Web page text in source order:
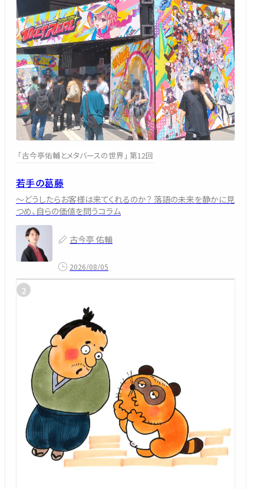
「古今亭佑輔とメタバースの世界」 第12回
若手の葛藤
～どうしたらお客様は来てくれるのか？ 落語の未来を静かに見
つめ、自らの価値を問うコラム
古今亭 佑輔
2026/08/05